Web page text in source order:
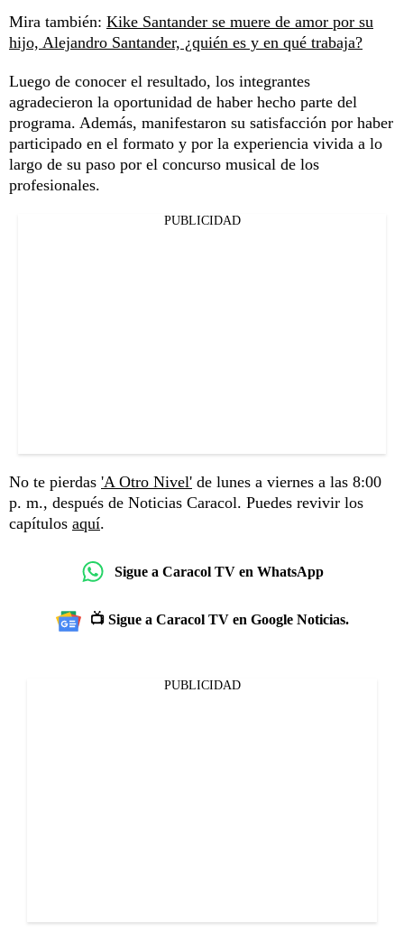
Mira también: Kike Santander se muere de amor por su
hijo, Alejandro Santander, ¿quién es y en qué trabaja?
Luego de conocer el resultado, los integrantes
agradecieron la oportunidad de haber hecho parte del
programa. Además, manifestaron su satisfacción por haber
participado en el formato y por la experiencia vivida a lo
largo de su paso por el concurso musical de los
profesionales.
PUBLICIDAD
No te pierdas 'A Otro Nivel' de lunes a viernes a las 8:00
p. m., después de Noticias Caracol. Puedes revivir los
capítulos aquí.
Sigue a Caracol TV en WhatsApp
📺 Sigue a Caracol TV en Google Noticias.
PUBLICIDAD